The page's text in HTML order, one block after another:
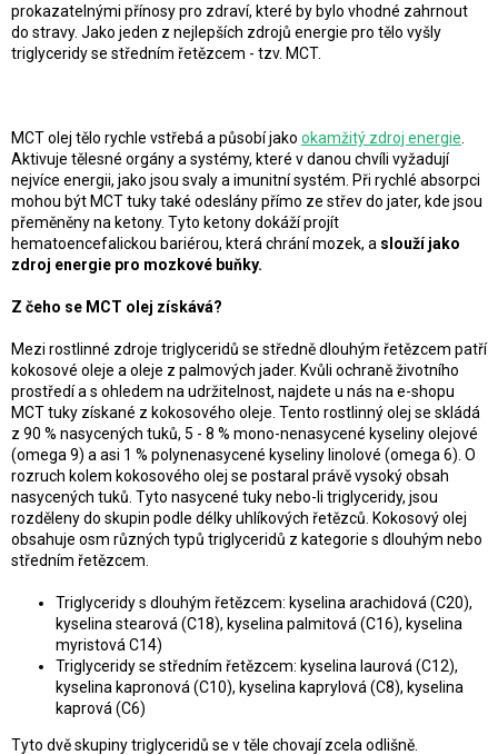
prokazatelnými přínosy pro zdraví, které by bylo vhodné zahrnout
do stravy. Jako jeden z nejlepších zdrojů energie pro tělo vyšly
triglyceridy se středním řetězcem - tzv. MCT.
MCT olej tělo rychle vstřebá a působí jako okamžitý zdroj energie
Aktivuje tělesné orgány a systémy, které v danou chvíli vyžadují
nejvíce energii, jako jsou svaly a imunitní systém. Při rychlé absorpci
mohou být MCT tuky také odeslány přímo ze střev do jater, kde jsou
přeměněny na ketony. Tyto ketony dokáží projít
hematoencefalickou bariérou, která chrání mozek, a slouží jako
zdroj energie pro mozkové buňky.
Z čeho se MCT olej získává?
Mezi rostlinné zdroje triglyceridů se středně dlouhým řetězcem patří
kokosové oleje a oleje z palmových jader. Kvůli ochraně životního
prostředí a s ohledem na udržitelnost, najdete u nás na e-shopu
MCT tuky získané z kokosového oleje. Tento rostlinný olej se skládá
z 90 % nasycených tuků, 5 - 8 % mono-nenasycené kyseliny olejové
(omega 9) a asi 1 % polynenasycené kyseliny linolové (omega 6). O
rozruch kolem kokosového olej se postaral právě vysoký obsah
nasycených tuků. Tyto nasycené tuky nebo-li triglyceridy, jsou
rozděleny do skupin podle délky uhlíkových řetězců. Kokosový olej
obsahuje osm různých typů triglyceridů z kategorie s dlouhým nebo
středním řetězcem.
Triglyceridy s dlouhým řetězcem: kyselina arachidová (C20),
kyselina stearová (C18), kyselina palmitová (C16), kyselina
myristová C14)
Triglyceridy se středním řetězcem: kyselina laurová (C12),
kyselina kapronová (C10), kyselina kaprylová (C8), kyselina
kaprová (C6)
Tyto dvě skupiny triglyceridů se v těle chovají zcela odlišně.